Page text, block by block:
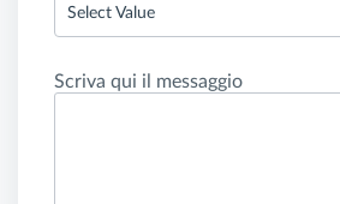
Select Value
Scriva qui il messaggio